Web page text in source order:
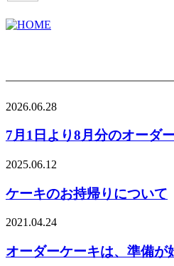
2026.06.28
7月1日より8月分のオーダ
2025.06.12
ケーキのお持帰りについて
2021.04.24
オーダーケーキは、準備が